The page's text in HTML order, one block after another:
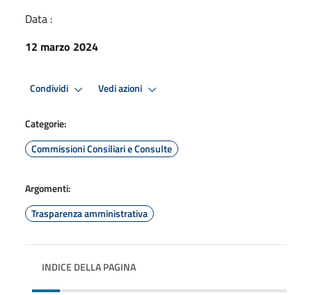
Data :
12 marzo 2024
Condividi Vedi azioni
Categorie:
Commissioni Consiliari e Consulte
Argomenti:
Trasparenza amministrativa
INDICE DELLA PAGINA